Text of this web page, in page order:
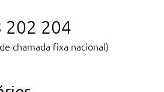
202 204
chamada fixa nacional)